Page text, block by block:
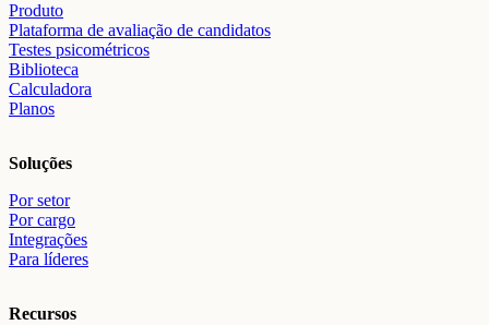
Produto
Plataforma de avaliação de candidatos
Testes psicométricos
Biblioteca
Calculadora
Planos
Soluções
Por setor
Por cargo
Integrações
Para líderes
Recursos